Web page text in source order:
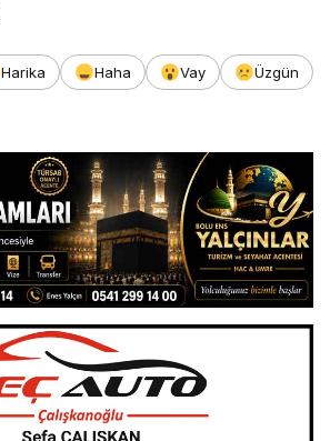
Harika Haha Vay
Üzgün